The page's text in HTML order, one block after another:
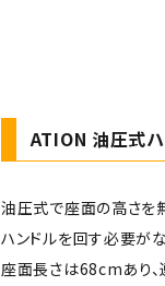
ATION 油圧式ハ
油圧式で座面の高さを
ハンドルを回す必要が
座面長さは68cmあり、